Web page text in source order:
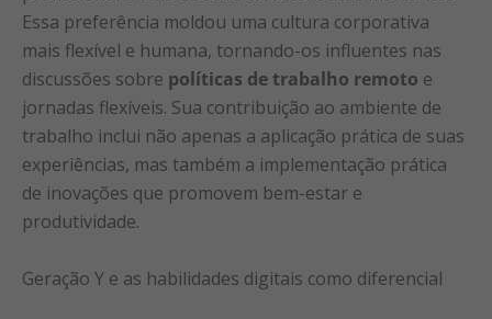
Essa preferência moldou uma cultura corporativa
mais flexível e humana, tornando-os influentes nas
discussões sobre políticas de trabalho remoto e
jornadas flexíveis. Sua contribuição ao ambiente de
trabalho inclui não apenas a aplicação prática de suas
experiências, mas também a implementação prática
de inovações que promovem bem-estar e
produtividade.
Geração Y e as habilidades digitais como diferencial